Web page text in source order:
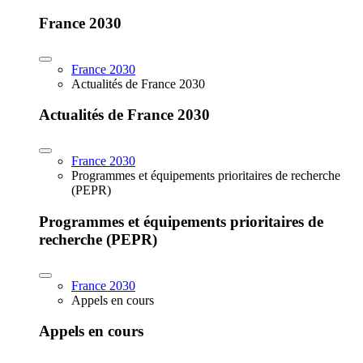
France 2030
France 2030
Actualités de France 2030
Actualités de France 2030
France 2030
Programmes et équipements prioritaires de recherche
(PEPR)
Programmes et équipements prioritaires de
recherche (PEPR)
France 2030
Appels en cours
Appels en cours